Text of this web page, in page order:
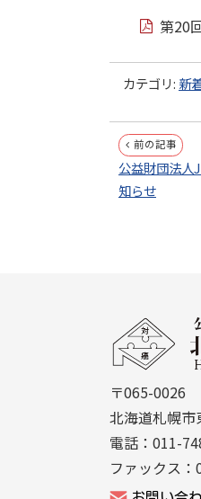
第20
カテゴリ: 新
投
稿
シ
ョ
ン
前の記事
公益財団法人
知らせ
〒065-0026
北海道札幌
電話：011-
ファックス